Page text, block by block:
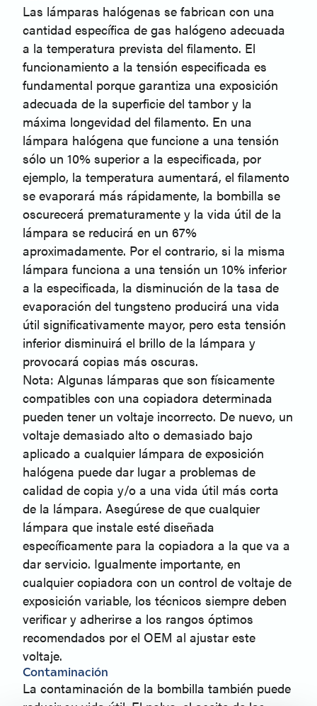
Las lámparas halógenas se fabrican con una
cantidad específica de gas halógeno adecuada
a la temperatura prevista del filamento. El
funcionamiento a la tensión especificada es
fundamental porque garantiza una exposición
adecuada de la superficie del tambor y la
máxima longevidad del filamento. En una
lámpara halógena que funcione a una tensión
sólo un 10% superior a la especificada, por
ejemplo, la temperatura aumentará, el filamento
se evaporará más rápidamente, la bombilla se
oscurecerá prematuramente y la vida útil de la
lámpara se reducirá en un 67%
aproximadamente. Por el contrario, si la misma
lámpara funciona a una tensión un 10% inferior
a la especificada, la disminución de la tasa de
evaporación del tungsteno producirá una vida
útil significativamente mayor, pero esta tensión
inferior disminuirá el brillo de la lámpara y
provocará copias más oscuras.
Nota: Algunas lámparas que son físicamente
compatibles con una copiadora determinada
pueden tener un voltaje incorrecto. De nuevo, un
voltaje demasiado alto o demasiado bajo
aplicado a cualquier lámpara de exposición
halógena puede dar lugar a problemas de
calidad de copia y/o a una vida útil más corta
de la lámpara. Asegúrese de que cualquier
lámpara que instale esté diseñada
específicamente para la copiadora a la que va a
dar servicio. Igualmente importante, en
cualquier copiadora con un control de voltaje de
exposición variable, los técnicos siempre deben
verificar y adherirse a los rangos óptimos
recomendados por el OEM al ajustar este
voltaje.
Contaminación
La contaminación de la bombilla también puede